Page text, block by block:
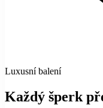
Luxusní balení
Každý šperk